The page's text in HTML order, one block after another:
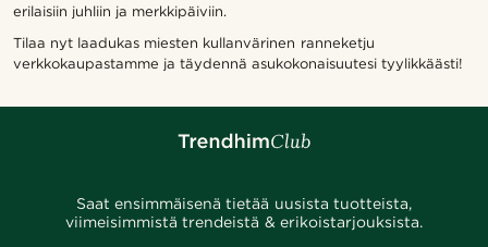
erilaisiin juhliin ja merkkipäiviin.
Tilaa nyt laadukas miesten kullanvärinen ranneketju
verkkokaupastamme ja täydennä asukokonaisuutesi tyylikkäästi!
Saat ensimmäisenä tietää uusista tuotteista,
viimeisimmistä trendeistä & erikoistarjouksista.